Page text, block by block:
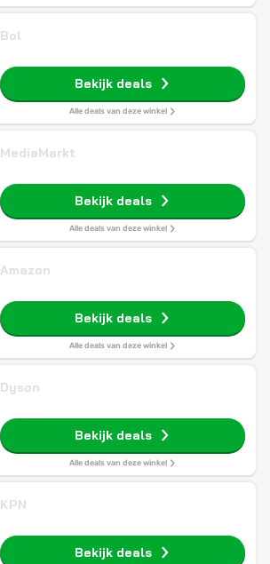
Bol
Bekijk deals
Alle deals van deze winkel
MediaMarkt
Bekijk deals
Alle deals van deze winkel
Amazon
Bekijk deals
Alle deals van deze winkel
Dyson
Bekijk deals
Alle deals van deze winkel
KPN
Bekijk deals